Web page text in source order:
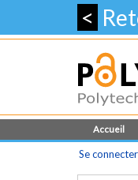
<
Accueil
Se connecter